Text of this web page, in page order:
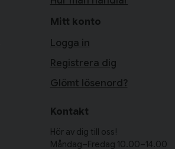
Mitt konto
Logga in
Registrera dig
Glömt lösenord?
Kontakt
Hör av dig till oss!
Måndag–Fredag 10.00–14.00